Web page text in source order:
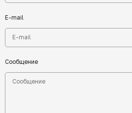
E-mail
Сообщение